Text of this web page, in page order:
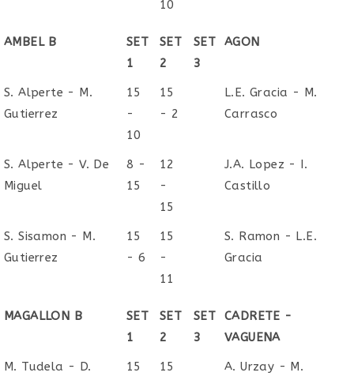
10
AMBEL B
SET
1
SET
2
SET
3
AGON
S. Alperte - M.
Gutierrez
15
-
10
15
- 2
L.E. Gracia - M.
Carrasco
S. Alperte - V. De
Miguel
8 -
15
12
-
15
J.A. Lopez - I.
Castillo
S. Sisamon - M.
Gutierrez
15
- 6
15
-
11
S. Ramon - L.E.
Gracia
MAGALLON B
SET
1
SET
2
SET
3
CADRETE -
VAGUENA
M. Tudela - D.
15
15
A. Urzay - M.